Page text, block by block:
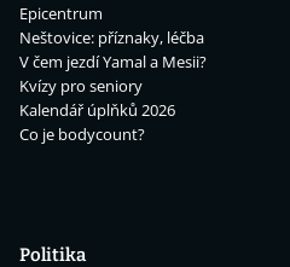
Epicentrum
Neštovice: příznaky, léčba
V čem jezdí Yamal a Mesii?
Kvízy pro seniory
Kalendář úplňků 2026
Co je bodycount?
Politika